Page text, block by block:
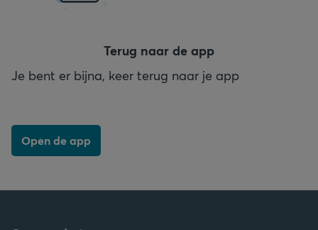
Terug naar de app
Je bent er bijna, keer terug naar je app
Open de app